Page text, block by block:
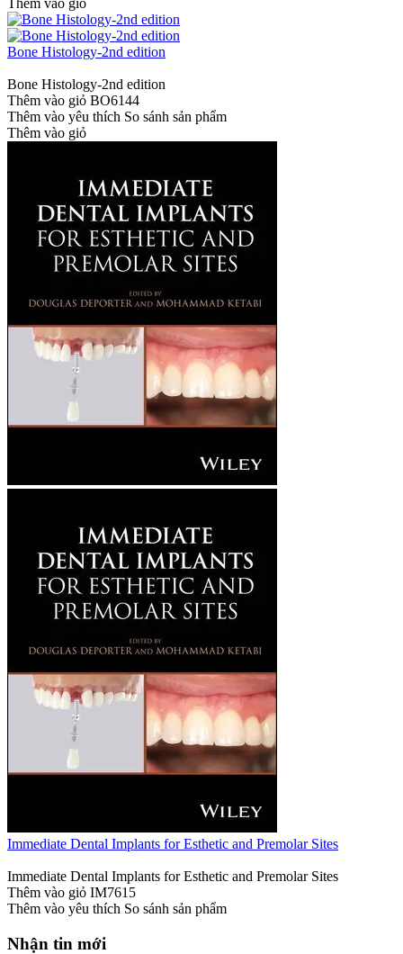
Thêm vào giỏ
Bone Histology-2nd edition
Bone Histology-2nd edition
Thêm vào giỏ BO6144
Thêm vào yêu thích So sánh sản phẩm
Thêm vào giỏ
Immediate Dental Implants for Esthetic and Premolar Sites
Immediate Dental Implants for Esthetic and Premolar Sites
Thêm vào giỏ IM7615
Thêm vào yêu thích So sánh sản phẩm
Nhận tin mới